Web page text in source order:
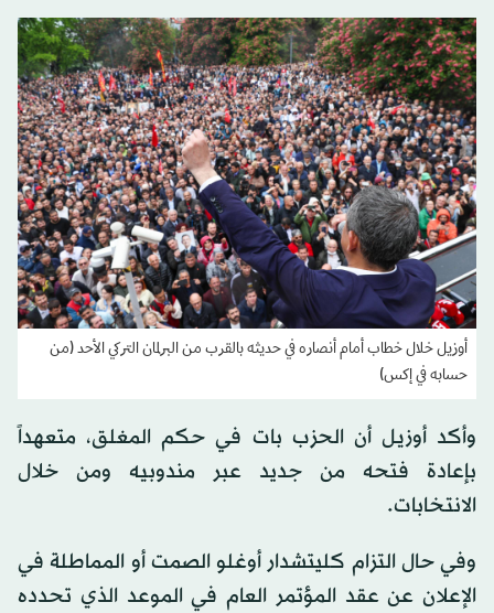
أوزيل خلال خطاب أمام أنصاره في حديثه بالقرب من البرلمان التركي الأحد (من
حسابه في إكس)
وأكد أوزيل أن الحزب بات في حكم المغلق، متعهداً
بإعادة فتحه من جديد عبر مندوبيه ومن خلال
الانتخابات.
وفي حال التزام كليتشدار أوغلو الصمت أو المماطلة في
الإعلان عن عقد المؤتمر العام في الموعد الذي تحدده